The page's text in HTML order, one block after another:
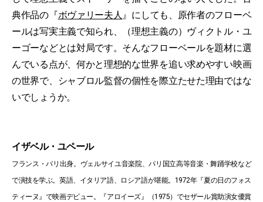
典作品の『ボヴァリー夫人』にしても、原作者のフローベ
ールは写実主義で知られ、（理想主義の）ヴィクトル・ユ
ーゴーなどとは対局です。そんなフローベールを題材に選
んでいる点が、何かと理想的な世界を追い求めやすい映画
の世界で、シャブロル監督の個性を際立たせた理由ではな
いでしょうか。
イザベル・ユペール
フランス・パリ出身。ヴェルサイユ音楽院、パリ国立高等音楽・舞踊学校など
で演技を学ぶ。英語、イタリア語、ロシア語が堪能。1972年『夏の日のフォス
ティーヌ』で映画デビュー。『アロイーズ』（1975）でセザール賞助演女優賞